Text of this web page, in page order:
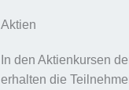
Aktien
In den Aktienkursen
erhalten die